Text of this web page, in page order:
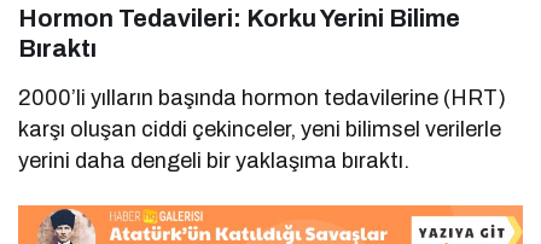
Hormon Tedavileri: Korku Yerini Bilime
Bıraktı
2000’li yılların başında hormon tedavilerine (HRT)
karşı oluşan ciddi çekinceler, yeni bilimsel verilerle
yerini daha dengeli bir yaklaşıma bıraktı.